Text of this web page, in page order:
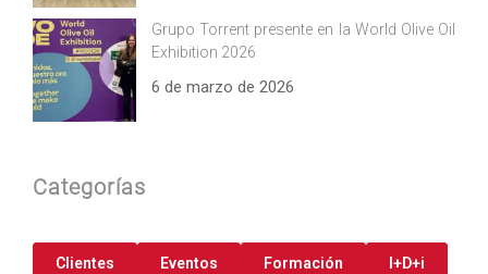
Grupo Torrent presente en la World Olive Oil
Exhibition 2026
6 de marzo de 2026
Categorías
Clientes Eventos Formación I+D+i